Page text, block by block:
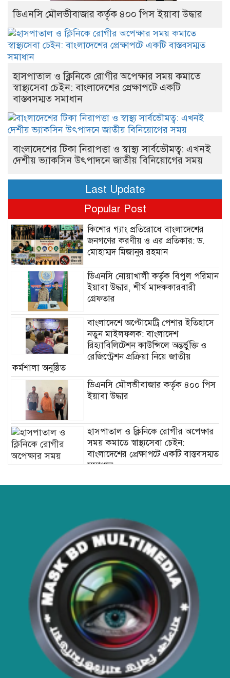
ডিএনসি মৌলভীবাজার কর্তৃক ৪০০ পিস ইয়াবা উদ্ধার
হাসপাতাল ও ক্লিনিকে রোগীর অপেক্ষার সময় কমাতে
স্বাস্থ্যসেবা চেইন: বাংলাদেশের প্রেক্ষাপটে একটি
বাস্তবসম্মত সমাধান
বাংলাদেশের টিকা নিরাপত্তা ও স্বাস্থ্য সার্বভৌমত্ব: এখনই
দেশীয় ভ্যাকসিন উৎপাদনে জাতীয় বিনিয়োগের সময়
Last Update
Popular Post
কিশোর গ্যাং প্রতিরোধে বাংলাদেশের
জনগণের করণীয় ও এর প্রতিকার: ড.
মোহাম্মদ মিজানুর রহমান
ডিএনসি নোয়াখালী কর্তৃক বিপুল পরিমান
ইয়াবা উদ্ধার, শীর্ষ মাদককারবারী
গ্রেফতার
বাংলাদেশে অপ্টোমেট্রি পেশার ইতিহাসে
নতুন মাইলফলক: বাংলাদেশ
রিহ্যাবিলিটেশন কাউন্সিলে অন্তর্ভুক্তি ও
রেজিস্ট্রেশন প্রক্রিয়া নিয়ে জাতীয়
কর্মশালা অনুষ্ঠিত
ডিএনসি মৌলভীবাজার কর্তৃক ৪০০ পিস
ইয়াবা উদ্ধার
হাসপাতাল ও ক্লিনিকে রোগীর অপেক্ষার
সময় কমাতে স্বাস্থ্যসেবা চেইন:
বাংলাদেশের প্রেক্ষাপটে একটি বাস্তবসম্মত
সমাধান
বাংলাদেশের টিকা নিরাপত্তা ও স্বাস্থ্য
সার্বভৌমত্ব: এখনই দেশীয় ভ্যাকসিন
উৎপাদনে জাতীয় বিনিয়োগের সময়
আবারো ডিএনসি নোয়াখালী কর্তৃক
বিপুল পরিমান ইয়াবা ও গাঁজা উদ্ধার
ডিএনসি নোয়াখালী কর্তৃক বিপুল পরিমান
ইয়াবা উদ্ধার